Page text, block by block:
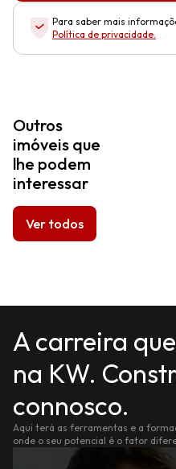
Para saber mais
Política de privacidade.
Outros
imóveis que
lhe podem
interessar
Ver todos
A carreira
na KW.
connosco.
Aqui terá as ferramentas e a
onde o seu potencial é o fator